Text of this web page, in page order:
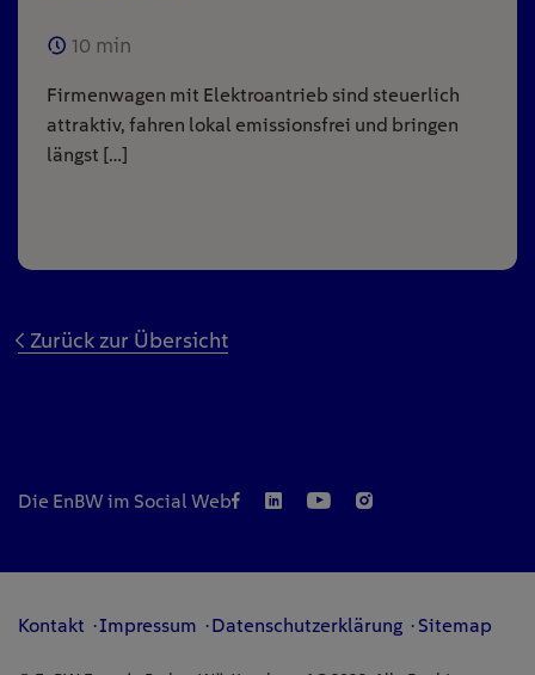
10 min
Firmenwagen mit Elektroantrieb sind steuerlich
attraktiv, fahren lokal emissionsfrei und bringen
längst […]
Zurück zur Übersicht
Die EnBW im Social Web
Kontakt Impressum Datenschutzerklärung Sitemap